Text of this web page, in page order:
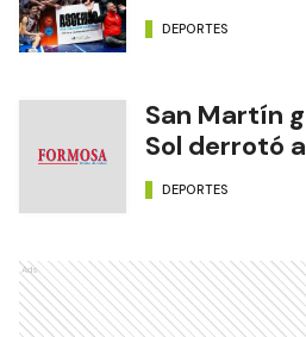
DEPORTES
San Martín
Sol derrotó
DEPORTES
Ads